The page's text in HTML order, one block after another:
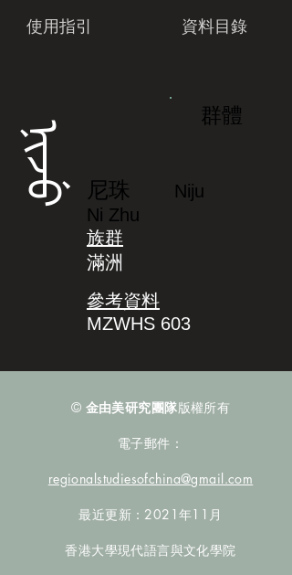
使用指引 資料目錄
ᠨᡳᠵᡠ
群體
尼珠
Niju
Ni Zhu
族群
滿洲
參考資料
MZWHS 603
© 金由美研究團隊版權所有
電子郵件：
regionalstudiesofchina@gmail.com
最近更新：2021年11月
香港大學現代語言與文化學院